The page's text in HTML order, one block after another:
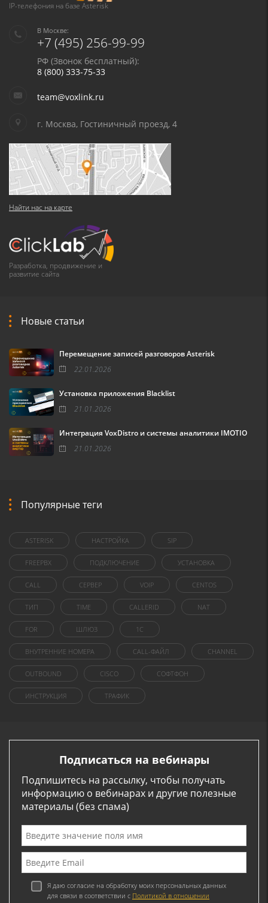
IP-телефония на базе Asterisk
В Москве:
+7 (495) 256-99-99
РФ (Звонок бесплатный):
8 (800) 333-75-33
team@voxlink.ru
г. Москва, Гостиничный проезд, 4
Найти нас на карте
Разработка, продвижение и
развитие сайта
Новые статьи
Перемещение записей разговоров Asterisk
22.01.2026
Установка приложения Blacklist
21.01.2026
Интеграция VoxDistro и системы аналитики IMOTIO
21.01.2026
Популярные теги
ASTERISK НАСТРОЙКА SIP
FREEPBX ПОДКЛЮЧЕНИЕ УСТАНОВКА
CALL СЕРВЕР VOIP CENTOS
ТИП TIME CALLERID NAT
FOR ШЛЮЗ 1C
ВНУТРЕННИЕ НОМЕРА CALL-ФАЙЛ CHANNEL
OUTBOUND CISCO СОФТФОН
ИНСТРУКЦИЯ ТРАФИК
Подписаться на вебинары
Подпишитесь на рассылку, чтобы получать
информацию о вебинарах и другие полезные
материалы (без спама)
Я даю согласие на обработку моих персональных данных
для связи в соответствии с Политикой в отношении